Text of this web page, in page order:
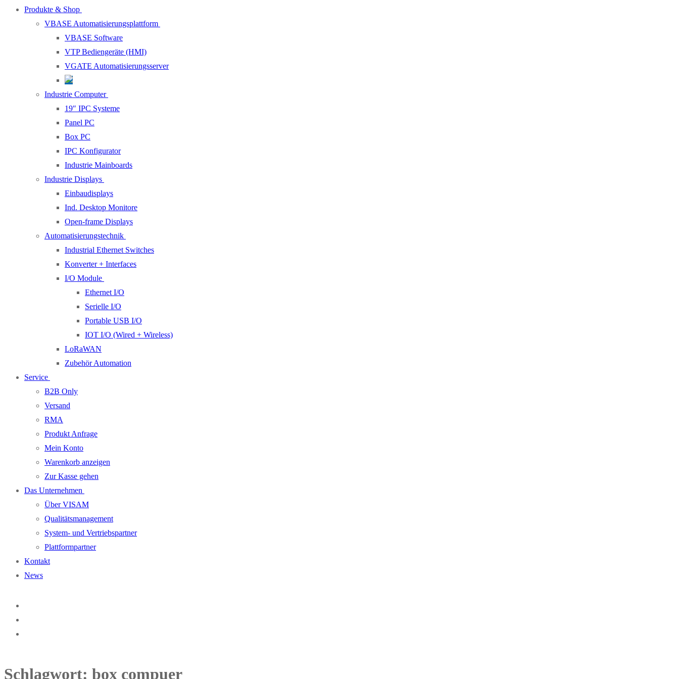
Produkte & Shop
VBASE Automatisierungsplattform
VBASE Software
VTP Bediengeräte (HMI)
VGATE Automatisierungsserver
Industrie Computer
19″ IPC Systeme
Panel PC
Box PC
IPC Konfigurator
Industrie Mainboards
Industrie Displays
Einbaudisplays
Ind. Desktop Monitore
Open-frame Displays
Automatisierungstechnik
Industrial Ethernet Switches
Konverter + Interfaces
I/O Module
Ethernet I/O
Serielle I/O
Portable USB I/O
IOT I/O (Wired + Wireless)
LoRaWAN
Zubehör Automation
Service
B2B Only
Versand
RMA
Produkt Anfrage
Mein Konto
Warenkorb anzeigen
Zur Kasse gehen
Das Unternehmen
Über VISAM
Qualitätsmanagement
System- und Vertriebspartner
Plattformpartner
Kontakt
News
Schlagwort: box compuer